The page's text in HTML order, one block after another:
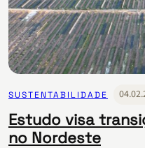
SUSTENTABILIDADE
Estudo visa
no Nordeste